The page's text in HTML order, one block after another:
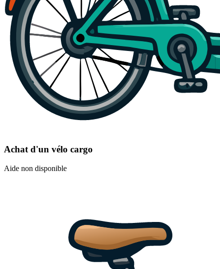
Achat d'un vélo cargo
Aide non disponible